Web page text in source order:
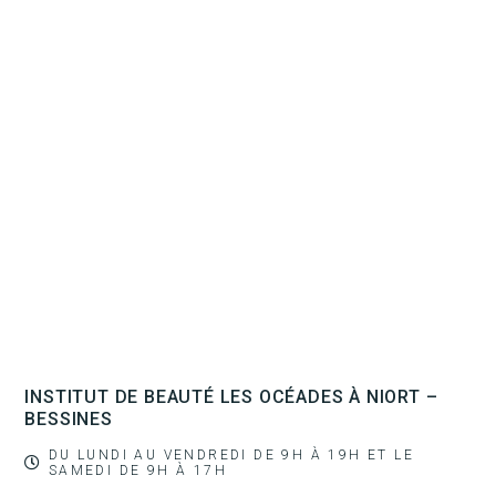
INSTITUT DE BEAUTÉ LES OCÉADES À NIORT –
BESSINES

DU LUNDI AU VENDREDI DE 9H À 19H ET LE
SAMEDI DE 9H À 17H